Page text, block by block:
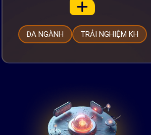
ĐA NGÀNH TRẢI NGHIỆM KH